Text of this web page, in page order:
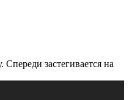
застегивается на